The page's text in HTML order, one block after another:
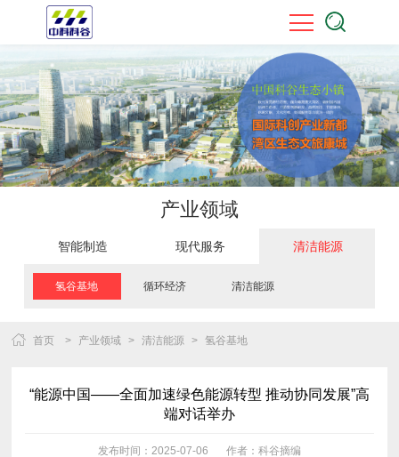
产业领域
智能制造 现代服务 清洁能源
氢谷基地 循环经济 清洁能源
首页 > 产业领域 > 清洁能源 > 氢谷基地
端对话举办
发布时间：2025-07-06 作者：科谷摘编